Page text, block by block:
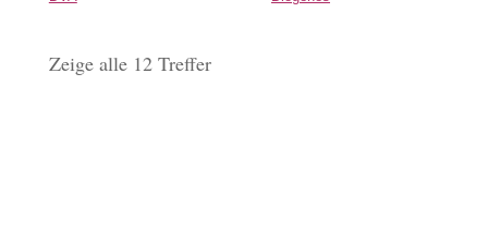
Zeige alle 12 Treffer